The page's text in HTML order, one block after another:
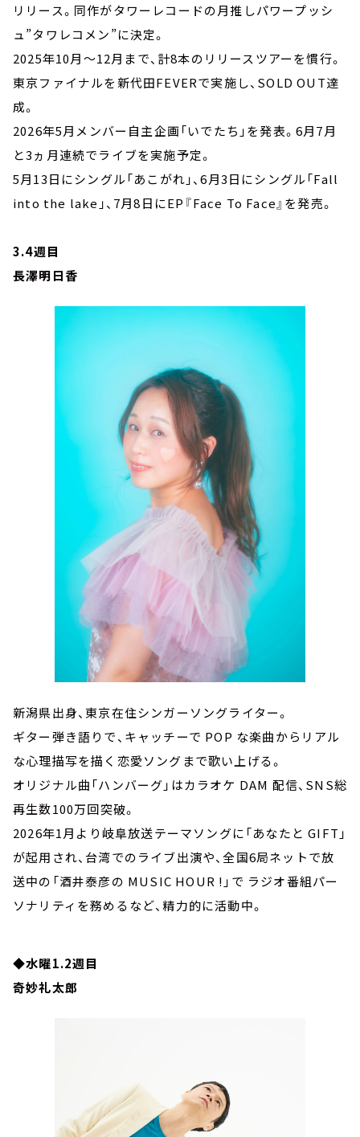
リリース。同作がタワーレコードの月推しパワープッシ
ュ”タワレコメン”に決定。
2025年10月～12月まで、計8本のリリースツアーを慣行。
東京ファイナルを新代田FEVERで実施し、SOLD OUT達
成。
2026年5月メンバー自主企画「いでたち」を発表。6月7月
と3ヵ月連続でライブを実施予定。
5月13日にシングル「あこがれ」、6月3日にシングル「Fall
into the lake」、7月8日にEP『Face To Face』を発売。
3.4週目
長澤明日香
新潟県出身、東京在住シンガーソングライター。
ギター弾き語りで、キャッチーで POP な楽曲からリアル
な心理描写を描く恋愛ソングまで歌い上げる。
オリジナル曲「ハンバーグ」はカラオケ DAM 配信、SNS総
再生数100万回突破。
2026年1月より岐阜放送テーマソングに「あなたと GIFT」
が起用され、台湾でのライブ出演や、全国6局ネットで放
送中の「酒井泰彦の MUSIC HOUR !」で ラジオ番組パー
ソナリティを務めるなど、精力的に活動中。
◆水曜1.2週目
奇妙礼太郎